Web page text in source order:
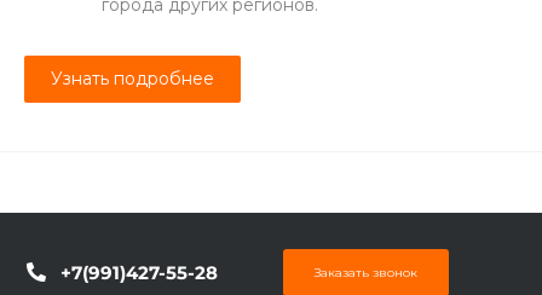
города других регионов.
Узнать подробнее
+7(991)427-55-28 Заказать звонок